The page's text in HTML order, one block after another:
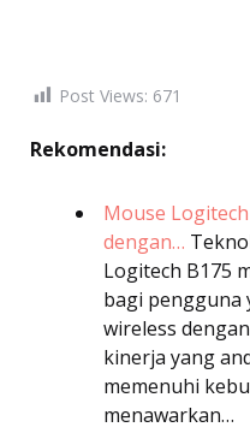
Post Views: 671
Rekomendasi:
Mouse
dengan…
Logitech B175
bagi pengguna
wireless
kinerja yang
memenuhi
menawarkan…